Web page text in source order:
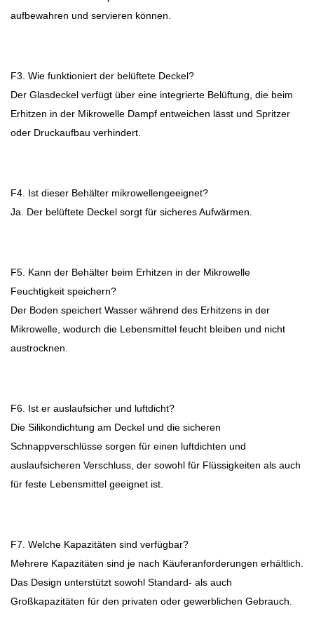
aufbewahren und servieren können.
F3. Wie funktioniert der belüftete Deckel?
Der Glasdeckel verfügt über eine integrierte Belüftung, die beim
Erhitzen in der Mikrowelle Dampf entweichen lässt und Spritzer
oder Druckaufbau verhindert.
F4. Ist dieser Behälter mikrowellengeeignet?
Ja. Der belüftete Deckel sorgt für sicheres Aufwärmen.
F5. Kann der Behälter beim Erhitzen in der Mikrowelle
Feuchtigkeit speichern?
Der Boden speichert Wasser während des Erhitzens in der
Mikrowelle, wodurch die Lebensmittel feucht bleiben und nicht
austrocknen.
F6. Ist er auslaufsicher und luftdicht?
Die Silikondichtung am Deckel und die sicheren
Schnappverschlüsse sorgen für einen luftdichten und
auslaufsicheren Verschluss, der sowohl für Flüssigkeiten als auch
für feste Lebensmittel geeignet ist.
F7. Welche Kapazitäten sind verfügbar?
Mehrere Kapazitäten sind je nach Käuferanforderungen erhältlich.
Das Design unterstützt sowohl Standard- als auch
Großkapazitäten für den privaten oder gewerblichen Gebrauch.